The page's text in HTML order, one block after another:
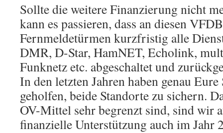
Sollte die weitere Finanzierung nicht
kann es passieren, dass an diesen
Fernmeldetürmen kurzfristig alle
DMR, D-Star, HamNET, Echolink,
Funknetz etc. abgeschaltet und
In den letzten Jahren haben genau Eure
geholfen, beide Standorte zu sichern.
OV-Mittel sehr begrenzt sind, sind wir
finanzielle Unterstützung auch im Jahr